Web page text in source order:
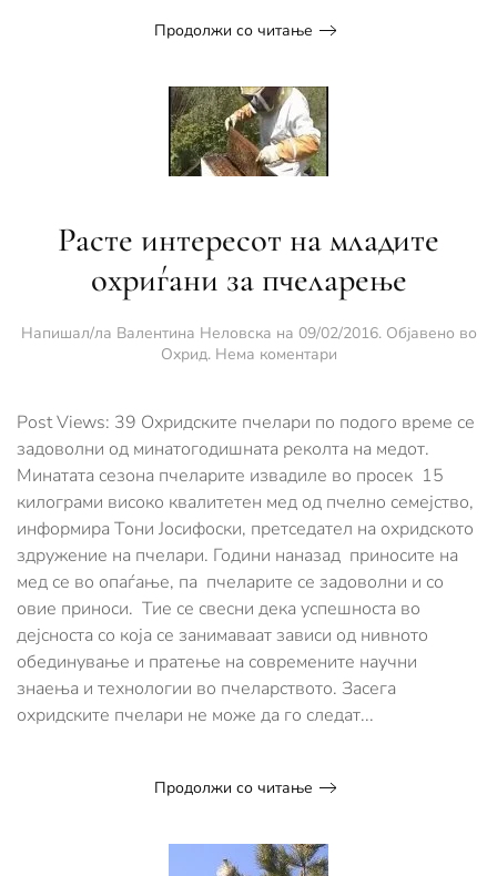
Продолжи со читање
Расте интересот на младите
охриѓани за пчеларење
Напишал/ла Валентина Неловска на 09/02/2016. Објавено во
Охрид. Нема коментариза
на
младите
охриѓани
за
пчеларење
Post Views: 39 Охридските пчелари по подого време се
задоволни од минатогодишната реколта на медот.
Минатата сезона пчеларите извадиле во просек 15
килограми високо квалитетен мед од пчелно семејство,
информира Тони Јосифоски, претседател на охридското
здружение на пчелари. Години наназад приносите на
мед се во опаѓање, па пчеларите се задоволни и со
овие приноси. Тие се свесни дека успешноста во
дејсноста со која се занимаваат зависи од нивното
обединување и пратење на современите научни
знаења и технологии во пчеларството. Засега
охридските пчелари не може да го следат...
Продолжи со читање